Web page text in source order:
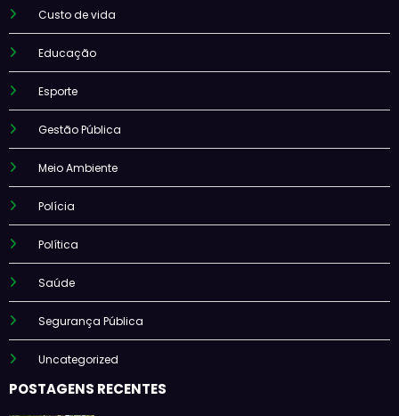
Custo de vida
Educação
Esporte
Gestão Pública
Meio Ambiente
Polícia
Política
Saúde
Segurança Pública
Uncategorized
POSTAGENS RECENTES